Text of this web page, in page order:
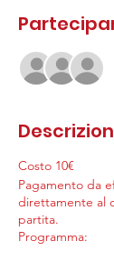
Costo 10€
Pagamento da
direttamente al
partita.
Programma: